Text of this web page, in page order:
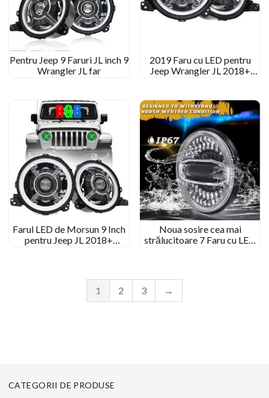
Pentru Jeep 9 Faruri JL inch 9
Wrangler JL far
2019 Faru cu LED pentru
Jeep Wrangler JL 2018+
încercare DRL pentru Jeep JL
Farul LED de Morsun 9 Inch
pentru Jeep JL 2018+
Noua sosire cea mai
strălucitoare 7 Faru cu LED
1
2 3 →
CATEGORII DE PRODUSE